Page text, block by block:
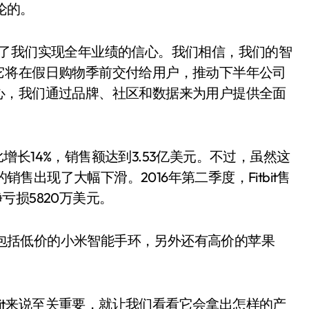
。
我们实现全年业绩的信心。我们相信，我们的智
在假日购物季前交付给用户，推动下半年公司
我们通过品牌、社区和数据来为用户提供全面
长14%，销售额达到3.53亿美元。不过，虽然这
售出现了大幅下滑。2016年第二季度，Fitbit售
损5820万美元。
低价的小米智能手环，另外还有高价的苹果
说至关重要，就让我们看看它会拿出怎样的产